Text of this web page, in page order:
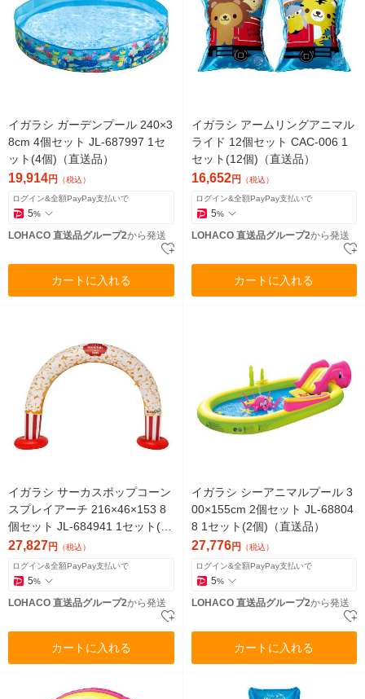
イガラシ ガーデンプール 240×3
8cm 4個セット JL-687997 1セ
ット(4個)（直送品）
19,914円 （税込）
ログイン&全額PayPay支払いで
5%
LOHACO 直送品グループ2から発送
カートに入れる
イガラシ アームリングアニマル
ライド 12個セット CAC-006 1
セット(12個)（直送品）
16,652円 （税込）
ログイン&全額PayPay支払いで
5%
LOHACO 直送品グループ2から発送
カートに入れる
イガラシ サーカスポップコーン
スプレイアーチ 216×46×153 8
個セット JL-684941 1セット(8
個)（直送品）
27,827円 （税込）
ログイン&全額PayPay支払いで
5%
LOHACO 直送品グループ2から発送
カートに入れる
イガラシ シーアニマルプール 3
00×155cm 2個セット JL-68804
8 1セット(2個)（直送品）
27,776円 （税込）
ログイン&全額PayPay支払いで
5%
LOHACO 直送品グループ2から発送
カートに入れる